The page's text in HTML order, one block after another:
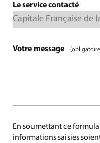
Le service contacté
Votre message
En soumettant ce
informations saisies